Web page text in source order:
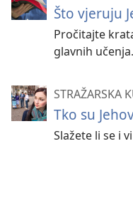
Što vjeruju
Pročitajte
glavnih učenja.
STRAŽARSKA
Tko su
Slažete li se i